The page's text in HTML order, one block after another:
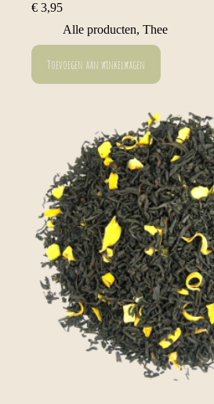
€ 3,95
Alle producten, Thee
Toevoegen aan winkelwagen